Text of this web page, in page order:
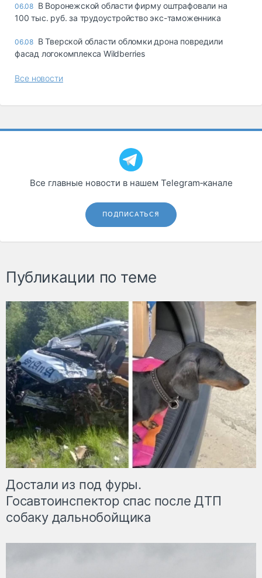
06.08 В Воронежской области фирму оштрафовали на
100 тыс. руб. за трудоустройство экс-таможенника
06.08 В Тверской области обломки дрона повредили
фасад логокомплекса Wildberries
Все новости
Все главные новости в нашем Telegram‑канале
ПОДПИСАТЬСЯ
Публикации по теме
Достали из под фуры.
Госавтоинспектор спас после ДТП
собаку дальнобойщика